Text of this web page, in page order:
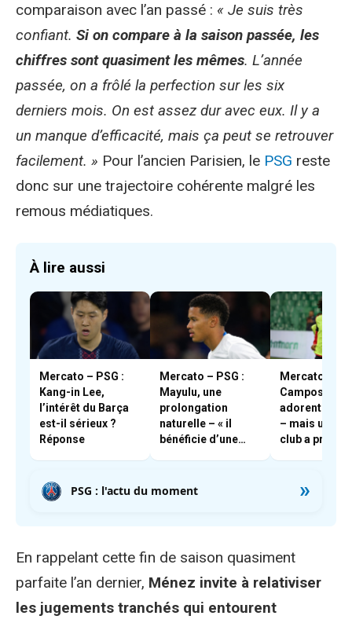
comparaison avec l’an passé : « Je suis très
confiant. Si on compare à la saison passée, les
chiffres sont quasiment les mêmes. L’année
passée, on a frôlé la perfection sur les six
derniers mois. On est assez dur avec eux. Il y a
un manque d’efficacité, mais ça peut se retrouver
facilement. » Pour l’ancien Parisien, le PSG reste
donc sur une trajectoire cohérente malgré les
remous médiatiques.
À lire aussi
Mercato – PSG :
Kang-in Lee,
l’intérêt du Barça
est-il sérieux ?
Réponse
Mercato – PSG :
Mayulu, une
prolongation
naturelle – « il
bénéficie d’une
Mercato –
Campos et
adorent
– mais un
club a pris les
PSG : l'actu du moment »
En rappelant cette fin de saison quasiment
parfaite l’an dernier, Ménez invite à relativiser
les jugements tranchés qui entourent